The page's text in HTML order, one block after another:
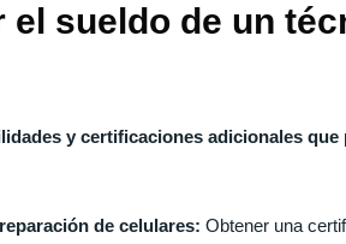
el sueldo de un
y certificaciones adicionales
de celulares: Obtener una